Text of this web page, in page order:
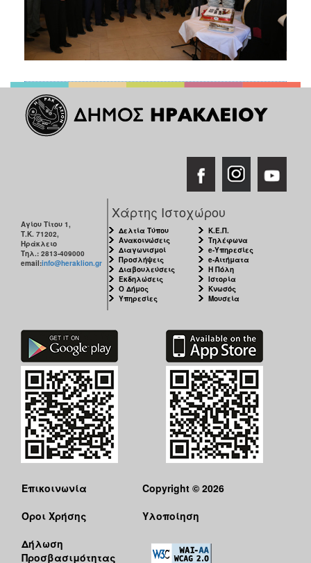
Αγίου Τίτου 1,
Τ.Κ. 71202,
Ηράκλειο
Τηλ.: 2813-409000
email:info@heraklion.gr
Χάρτης Ιστοχώρου
Δελτία Τύπου
Ανακοινώσεις
Διαγωνισμοί
Προσλήψεις
Διαβουλεύσεις
Εκδηλώσεις
Ο Δήμος
Υπηρεσίες
Κ.Ε.Π.
Τηλέφωνα
e-Υπηρεσίες
e-Αιτήματα
Η Πόλη
Ιστορία
Κνωσός
Μουσεία
Επικοινωνία
Όροι Χρήσης
Δήλωση
Προσβασιμότητας
Copyright © 2026
Υλοποίηση